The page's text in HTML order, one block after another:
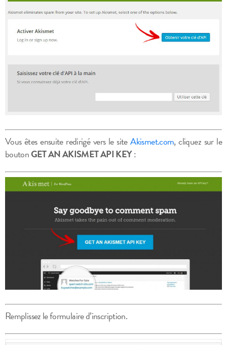
Vous êtes ensuite redirigé vers le siteAkismet.com, cliquez sur le
boutonGET AN AKISMET API KEY:
Remplissez le formulaire d’inscription.